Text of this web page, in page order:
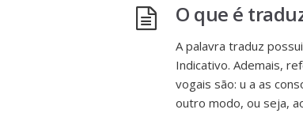
O que é
A palavra traduz
Indicativo. Ademais,
vogais são: u a as
outro modo, ou seja,